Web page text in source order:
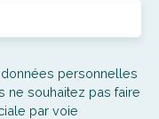
personnelles
ne souhaitez pas faire
par voie